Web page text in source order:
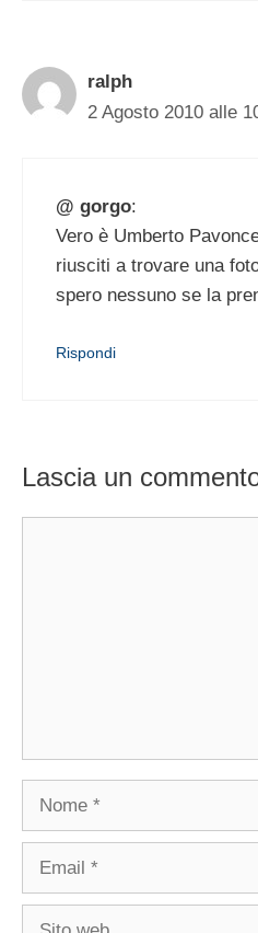
ralph
2 Agosto 2010 alle
@ gorgo:
Vero è Umberto
riusciti a trovare una
spero nessuno se la
Rispondi
Lascia un